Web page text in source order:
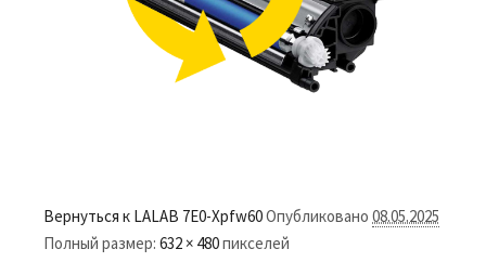
Вернуться к LALAB 7E0-Xpfw60Опубликовано 08.05.2025
Полный размер: 632 × 480пикселей